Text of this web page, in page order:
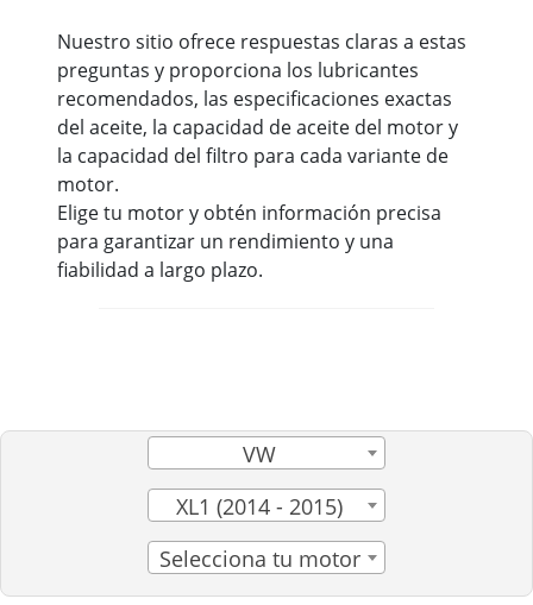
Nuestro sitio ofrece respuestas claras a estas
preguntas y proporciona los lubricantes
recomendados, las especificaciones exactas
del aceite, la capacidad de aceite del motor y
la capacidad del filtro para cada variante de
motor.
Elige tu motor y obtén información precisa
para garantizar un rendimiento y una
fiabilidad a largo plazo.
VW
XL1 (2014 - 2015)
Selecciona tu motor